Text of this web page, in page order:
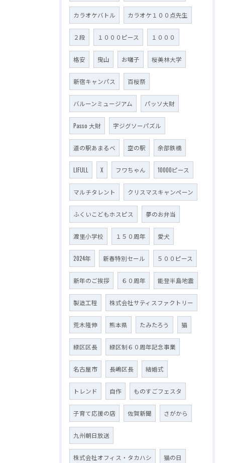
カラオケバトル カラオケ１００点先生
２段 １０００ピース １０００
格安 曳山 お囃子 桜美林大学
新宿キャンパス 百桜祭
バルーンミュージアム パッソ大財
Passo 大財 字ジグソーパズル
道の駅あまるべ 空の駅 余部鉄橋
LIFULL X フワちゃん 10000ピース
マルチタレント クリスマスキャンペーン
ふくいこどもホスピス 夢のお弁当
渡里小学校 １５０周年 愛犬
2024年 新春特別セール ５００ピース
新年のご挨拶 ６０周年 能登半島地震
製造工程 株式会社サティスファクトリー
荒木隆伸 熊本県 たみたろう 猫
緑区区長 緑区制６０周年記念事業
名古屋市 長嶋区長 結婚式
トレンド 自作 ものすごフェスタ
子育て応援の店 佐賀新聞 さがから
九州朝日放送
株式会社オフィス・タカハシ 猫の日